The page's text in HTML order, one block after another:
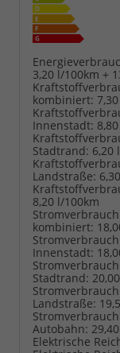
3,20 l/100km +
kombiniert:
Innenstadt:
Stadtrand: 6,20
Landstraße:
8,20 l/100km
kombiniert:
Innenstadt:
Stadtrand:
Landstraße:
Autobahn:
Elektrische